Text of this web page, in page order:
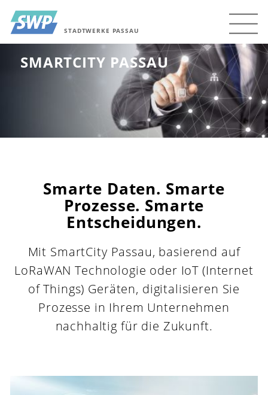
STADTWERKE PASSAU
SMARTCITY PASSAU
Smarte Daten. Smarte
Prozesse. Smarte
Entscheidungen.
Mit SmartCity Passau, basierend auf
LoRaWAN Technologie oder IoT (Internet
of Things) Geräten, digitalisieren Sie
Prozesse in Ihrem Unternehmen
nachhaltig für die Zukunft.